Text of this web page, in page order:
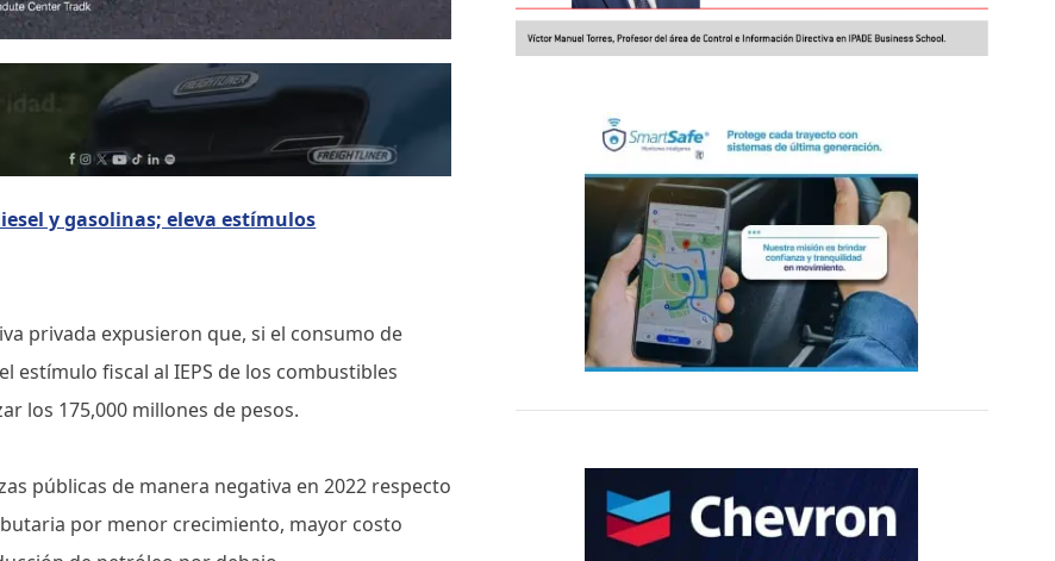
y gasolinas; eleva estímulos
privada expusieron que, si el consumo de
estímulo fiscal al IEPS de los combustibles
los 175,000 millones de pesos.
públicas de manera negativa en 2022 respecto
por menor crecimiento, mayor costo